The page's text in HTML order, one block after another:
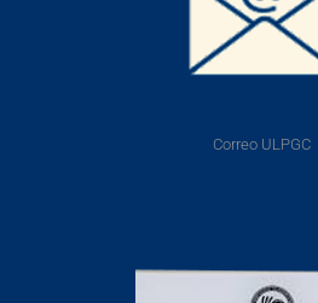
Correo ULPGC